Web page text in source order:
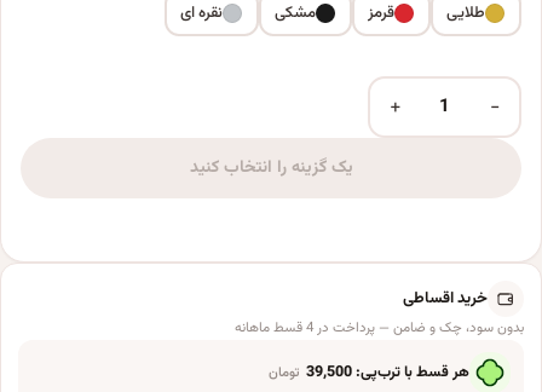
طلایی قرمز مشکی نقره ای
ریسه تزئینی مدل ربانی عدد
−
+
یک گزینه را انتخاب کنید
خرید اقساطی
بدون سود، چک و ضامن — پرداخت در 4 قسط ماهانه
هر قسط با ترب‌پی:39,500 تومان